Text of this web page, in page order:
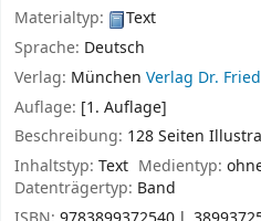
Materialtyp:
Text
Sprache: Deutsch
Verlag: München Verlag Dr.
Auflage: [1. Auflage]
Beschreibung: 128 Seiten
Inhaltstyp: Text Medientyp:
Datenträgertyp: Band